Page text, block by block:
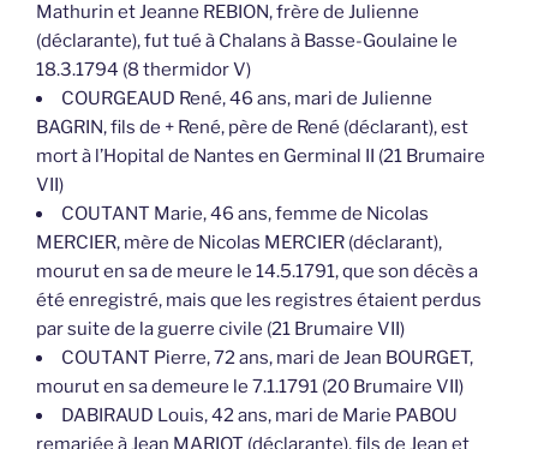
Mathurin et Jeanne REBION, frère de Julienne
(déclarante), fut tué à Chalans à Basse-Goulaine le
18.3.1794 (8 thermidor V)
COURGEAUD René, 46 ans, mari de Julienne
BAGRIN, fils de + René, père de René (déclarant), est
mort à l’Hopital de Nantes en Germinal II (21 Brumaire
VII)
COUTANT Marie, 46 ans, femme de Nicolas
MERCIER, mère de Nicolas MERCIER (déclarant),
mourut en sa de meure le 14.5.1791, que son décès a
été enregistré, mais que les registres étaient perdus
par suite de la guerre civile (21 Brumaire VII)
COUTANT Pierre, 72 ans, mari de Jean BOURGET,
mourut en sa demeure le 7.1.1791 (20 Brumaire VII)
DABIRAUD Louis, 42 ans, mari de Marie PABOU
remariée à Jean MARIOT (déclarante), fils de Jean et